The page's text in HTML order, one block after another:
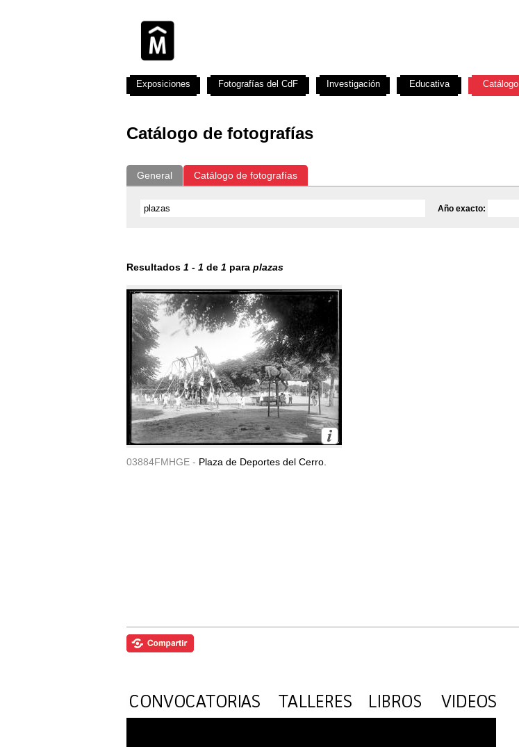
Catálogo de fotografías
General Catálogo de fotografías
Año exacto:
Resultados 1 - 1 de 1 para plazas
03884FMHGE - Plaza de Deportes del Cerro.
Exposiciones Fotografías del CdF Investigación Educativa Catálogo